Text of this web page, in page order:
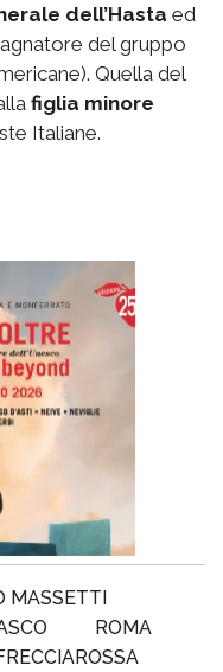
dell’Hasta ed
del gruppo
Quella del
figlia minore
Italiane.
MASSETTI
ROMA